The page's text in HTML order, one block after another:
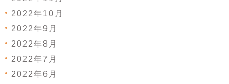
2022年10月
2022年9月
2022年8月
2022年7月
2022年6月